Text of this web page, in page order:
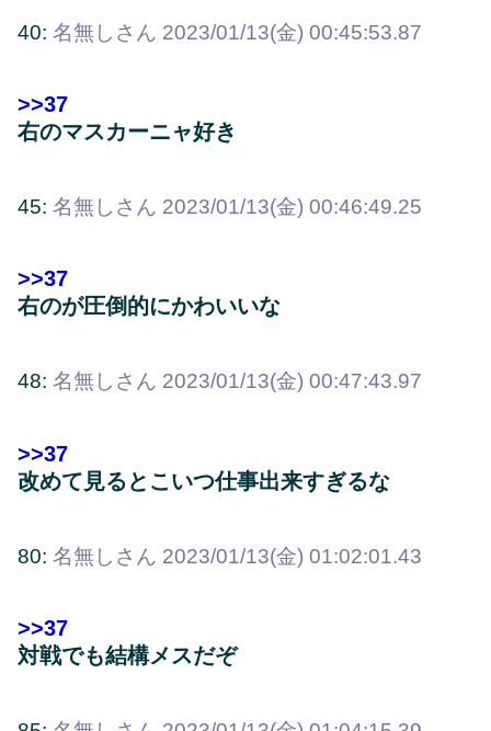
40: 名無しさん 2023/01/13(金) 00:45:53.87
>>37
右のマスカーニャ好き
45: 名無しさん 2023/01/13(金) 00:46:49.25
>>37
右のが圧倒的にかわいいな
48: 名無しさん 2023/01/13(金) 00:47:43.97
>>37
改めて見るとこいつ仕事出来すぎるな
80: 名無しさん 2023/01/13(金) 01:02:01.43
>>37
対戦でも結構メスだぞ